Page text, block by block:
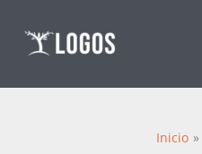
contenido
Inicio